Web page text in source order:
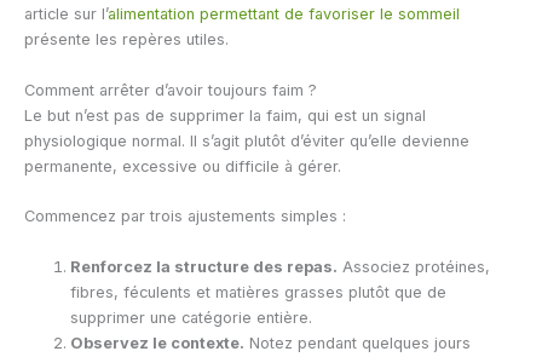
article sur l’alimentation permettant de favoriser le sommeil
présente les repères utiles.
Comment arrêter d’avoir toujours faim ?
Le but n’est pas de supprimer la faim, qui est un signal
physiologique normal. Il s’agit plutôt d’éviter qu’elle devienne
permanente, excessive ou difficile à gérer.
Commencez par trois ajustements simples :
Renforcez la structure des repas. Associez protéines,
fibres, féculents et matières grasses plutôt que de
supprimer une catégorie entière.
Observez le contexte. Notez pendant quelques jours